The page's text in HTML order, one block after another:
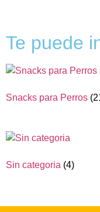
Te puede
Snacks para Perros
Sin categoria (4)